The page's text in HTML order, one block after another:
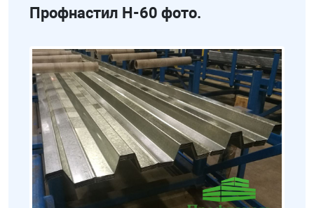
Профнастил Н-60 фото.